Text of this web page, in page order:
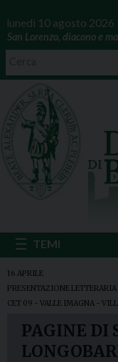
lunedì 10 agosto 2026
San Lorenzo, diacono e
16 APRILE
PRESENTAZIONE LETTERARIA
CET 09 - VALLE IMAGNA -
PAGINE DI